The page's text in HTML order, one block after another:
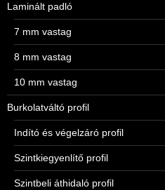
Laminált padló
7 mm vastag
8 mm vastag
10 mm vastag
Burkolatváltó profil
Indító és végelzáró profil
Szintkiegyenlítő profil
Szintbeli áthidaló profil